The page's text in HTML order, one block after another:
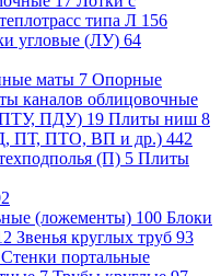
типа Л 156
угловые (ЛУ) 64
маты 7 Опорные
каналов облицовочные
ПДУ) 19 Плиты ниш 8
ПТ, ПТО, ВП и др.) 442
(П) 5 Плиты
(ложементы) 100 Блоки
Звенья круглых труб 93
Стенки портальные